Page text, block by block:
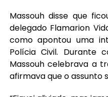
Massouh disse que
delegado Flamarion
como apontou uma
Polícia Civil. Durante
Massouh celebrava a
afirmava que o assunto